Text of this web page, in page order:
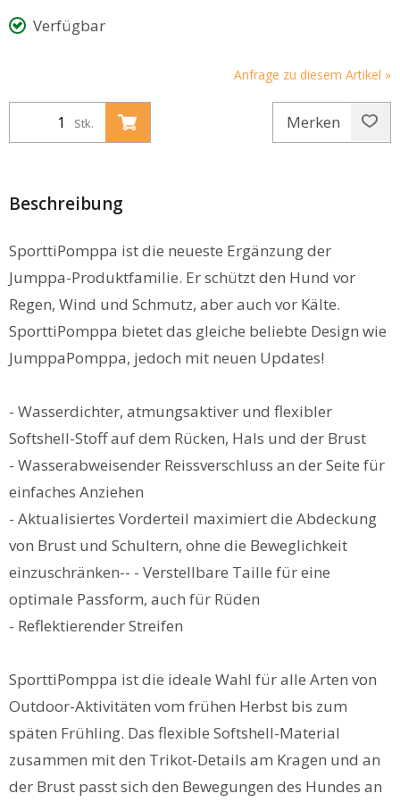
Verfügbar
Anfrage zu diesem Artikel »
Stk. Merken
Beschreibung
SporttiPomppa ist die neueste Ergänzung der
Jumppa-Produktfamilie. Er schützt den Hund vor
Regen, Wind und Schmutz, aber auch vor Kälte.
SporttiPomppa bietet das gleiche beliebte Design wie
JumppaPomppa, jedoch mit neuen Updates!
- Wasserdichter, atmungsaktiver und flexibler
Softshell-Stoff auf dem Rücken, Hals und der Brust
- Wasserabweisender Reissverschluss an der Seite für
einfaches Anziehen
- Aktualisiertes Vorderteil maximiert die Abdeckung
von Brust und Schultern, ohne die Beweglichkeit
einzuschränken-- - Verstellbare Taille für eine
optimale Passform, auch für Rüden
- Reflektierender Streifen
SporttiPomppa ist die ideale Wahl für alle Arten von
Outdoor-Aktivitäten vom frühen Herbst bis zum
späten Frühling. Das flexible Softshell-Material
zusammen mit den Trikot-Details am Kragen und an
der Brust passt sich den Bewegungen des Hundes an